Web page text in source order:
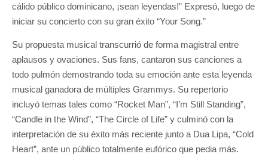
cálido público dominicano, ¡sean leyendas!” Expresó, luego de
iniciar su concierto con su gran éxito “Your Song.”
Su propuesta musical transcurrió de forma magistral entre
aplausos y ovaciones. Sus fans, cantaron sus canciones a
todo pulmón demostrando toda su emoción ante esta leyenda
musical ganadora de múltiples Grammys. Su repertorio
incluyó temas tales como “Rocket Man”, “I’m Still Standing”,
“Candle in the Wind”, “The Circle of Life” y culminó con la
interpretación de su éxito más reciente junto a Dua Lipa, “Cold
Heart”, ante un público totalmente eufórico que pedia más.